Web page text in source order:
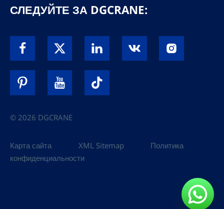
СЛЕДУЙТЕ ЗА DGCRANE:
© 2026 DGCRANE
Карта сайта XML Sitemap
Политика
конфиденциальности